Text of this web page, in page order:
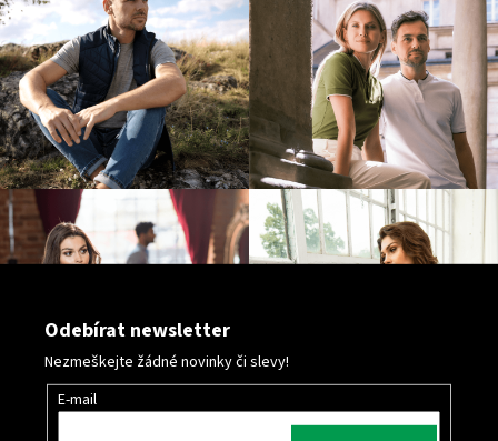
i
s
u
Odebírat newsletter
Nezmeškejte žádné novinky či slevy!
E-mail